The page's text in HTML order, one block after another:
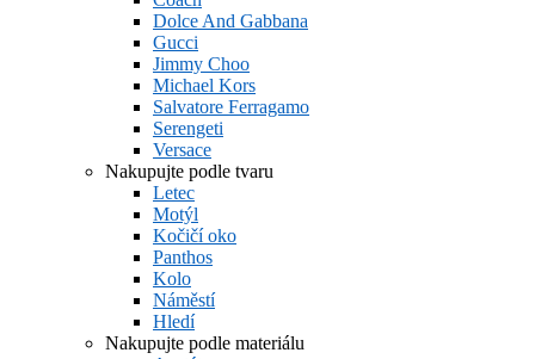
Dolce And Gabbana
Gucci
Jimmy Choo
Michael Kors
Salvatore Ferragamo
Serengeti
Versace
Nakupujte podle tvaru
Letec
Motýl
Kočičí oko
Panthos
Kolo
Náměstí
Hledí
Nakupujte podle materiálu